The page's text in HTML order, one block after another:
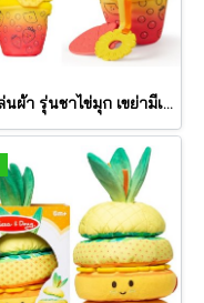
ของเล่นผ้า รุ่นชาไข่มุก เขย่ามีเสียง Bubble Tea Take Along Toy รุ่น 30744 ยี่ห้อ Melissa & Doug